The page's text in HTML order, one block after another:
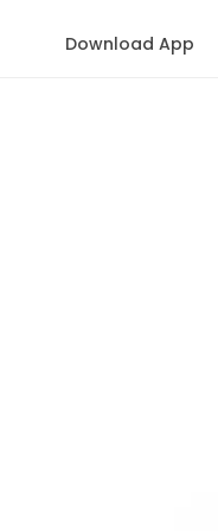
Download App